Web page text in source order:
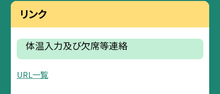
リンク
体温入力及び欠席等連絡
URL一覧